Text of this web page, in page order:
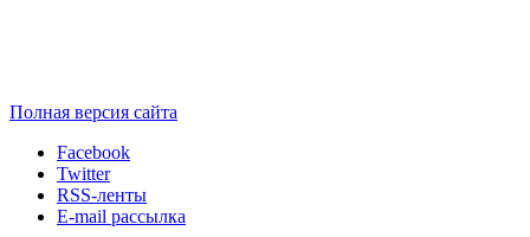
Полная версия сайта
Facebook
Twitter
RSS-ленты
E-mail рассылка